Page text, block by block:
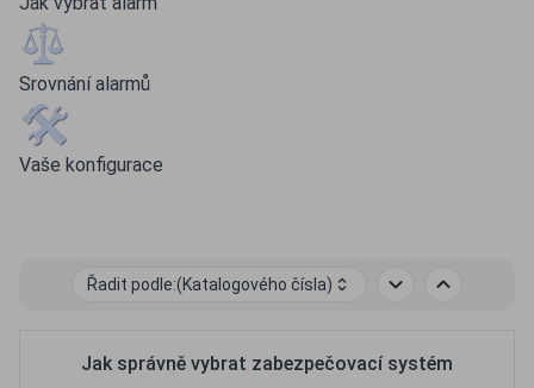
Srovnání alarmů
Vaše konfigurace
Řadit podle:(Katalogového čísla)
Jak správně vybrat zabezpečovací systém